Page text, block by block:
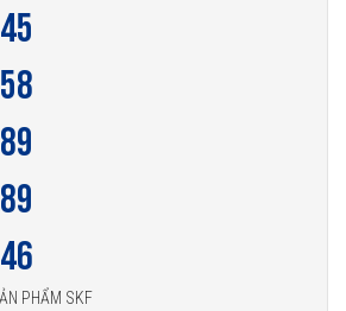
PHẨM SKF